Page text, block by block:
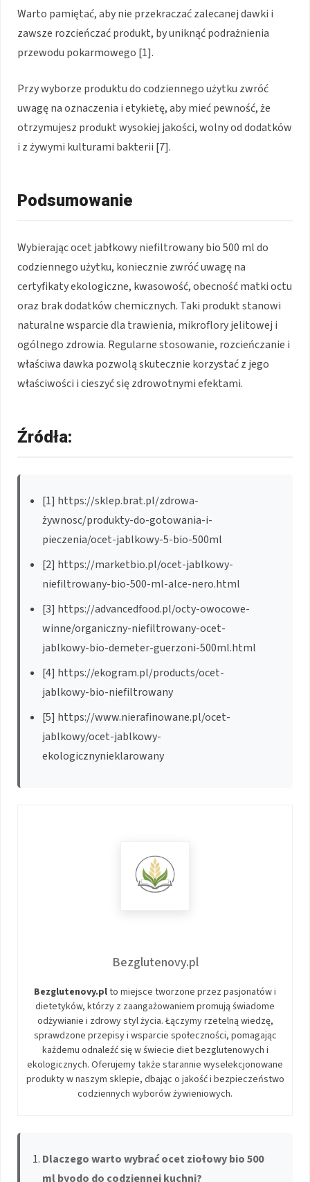
Warto pamiętać, aby nie przekraczać zalecanej dawki i
zawsze rozcieńczać produkt, by uniknąć podrażnienia
przewodu pokarmowego [1].
Przy wyborze produktu do codziennego użytku zwróć
uwagę na oznaczenia i etykietę, aby mieć pewność, że
otrzymujesz produkt wysokiej jakości, wolny od dodatków
i z żywymi kulturami bakterii [7].
Podsumowanie
Wybierając ocet jabłkowy niefiltrowany bio 500 ml do
codziennego użytku, koniecznie zwróć uwagę na
certyfikaty ekologiczne, kwasowość, obecność matki octu
oraz brak dodatków chemicznych. Taki produkt stanowi
naturalne wsparcie dla trawienia, mikroflory jelitowej i
ogólnego zdrowia. Regularne stosowanie, rozcieńczanie i
właściwa dawka pozwolą skutecznie korzystać z jego
właściwości i cieszyć się zdrowotnymi efektami.
Źródła:
[1] https://sklep.brat.pl/zdrowa-
żywnosc/produkty-do-gotowania-i-
pieczenia/ocet-jablkowy-5-bio-500ml
[2] https://marketbio.pl/ocet-jablkowy-
niefiltrowany-bio-500-ml-alce-nero.html
[3] https://advancedfood.pl/octy-owocowe-
winne/organiczny-niefiltrowany-ocet-
jablkowy-bio-demeter-guerzoni-500ml.html
[4] https://ekogram.pl/products/ocet-
jablkowy-bio-niefiltrowany
[5] https://www.nierafinowane.pl/ocet-
jablkowy/ocet-jablkowy-
ekologicznynieklarowany
Bezglutenovy.pl
Bezglutenovy.plto miejsce tworzone przez pasjonatów i
dietetyków, którzy z zaangażowaniem promują świadome
odżywianie i zdrowy styl życia. Łączymy rzetelną wiedzę,
sprawdzone przepisy i wsparcie społeczności, pomagając
każdemu odnaleźć się w świecie diet bezglutenowych i
ekologicznych. Oferujemy także starannie wyselekcjonowane
produkty w naszym sklepie, dbając o jakość i bezpieczeństwo
codziennych wyborów żywieniowych.
Dlaczego warto wybrać ocet ziołowy bio 500
ml byodo do codziennej kuchni?